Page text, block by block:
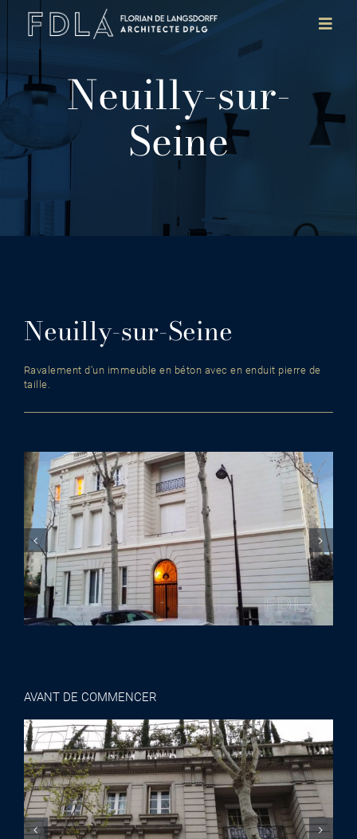
content
Projets
Références
Neuilly-sur-
Seine
Neuilly-sur-Seine
Ravalement d’un immeuble en béton avec en enduit pierre de
taille.
AVANT DE COMMENCER